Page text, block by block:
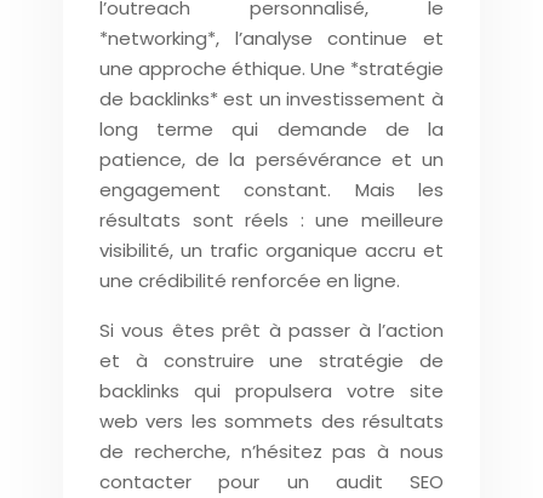
l’outreach personnalisé, le
*networking*, l’analyse continue et
une approche éthique. Une *stratégie
de backlinks* est un investissement à
long terme qui demande de la
patience, de la persévérance et un
engagement constant. Mais les
résultats sont réels : une meilleure
visibilité, un trafic organique accru et
une crédibilité renforcée en ligne.
Si vous êtes prêt à passer à l’action
et à construire une stratégie de
backlinks qui propulsera votre site
web vers les sommets des résultats
de recherche, n’hésitez pas à nous
contacter pour un audit SEO